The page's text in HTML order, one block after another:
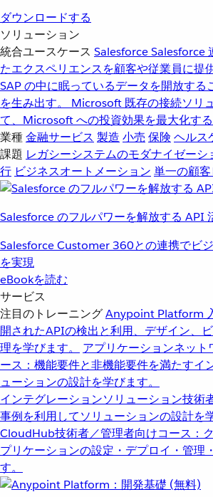
ダウンロードする
ソリューション
統合ユースケース SalesforceSalesforce
たエクスペリエンスを顧客や従業員に提
SAP の中に眠っているデータを開放する
を生み出す。
Microsoft 既存の接続ソリ
て、Microsoft への投資効果を最大化する
業種金融サービス 製造 小売 保険 ヘルス
課題 レガシーシステムのモダナイゼーシ
行 ビジネスオートメーション 単一の顧
Salesforce のフルパワーを解放する API
Salesforce Customer 360との連携でビ
を実現
eBookを読む
サービス
注目のトレーニングAnypoint Platform
開されたAPIの検出と利用、デザイン、
理を学びます。
アプリケーションネット
ース：機能要件と非機能要件を満たすイ
ューションの設計を学びます。
インテグレーションソリューション技術
事例を利用してソリューションの設計を
CloudHub技術者／管理者向けコース：
プリケーションの設定・デプロイ・管理
す。